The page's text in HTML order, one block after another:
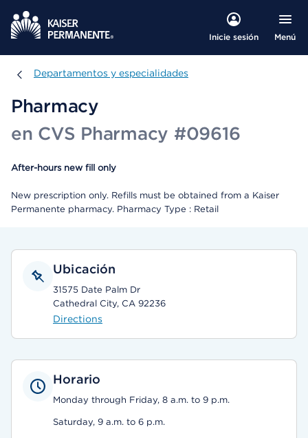
Inicie sesión Menú
Departamentos y especialidades
Departamentos y especialidades
Pharmacy
en CVS Pharmacy #09616
After-hours new fill only
New prescription only. Refills must be obtained from a Kaiser
Permanente pharmacy. Pharmacy Type : Retail
Ubicación
31575 Date Palm Dr
Cathedral City, CA 92236
Directions
Horario
Monday through Friday, 8 a.m. to 9 p.m.
Saturday, 9 a.m. to 6 p.m.